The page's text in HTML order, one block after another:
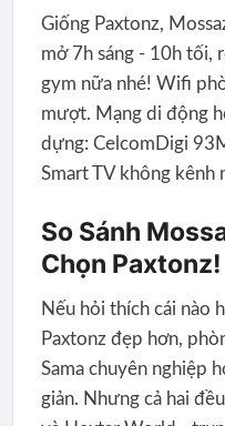
Giống Paxtonz,
mở 7h sáng - 10h tối,
gym nữa nhé! Wifi
mượt. Mạng di động
dựng: CelcomDigi
Smart TV không kênh
So Sánh
Chọn Paxtonz!
Nếu hỏi thích cái nào
Paxtonz đẹp hơn,
Sama chuyên nghiệp
giản. Nhưng cả hai